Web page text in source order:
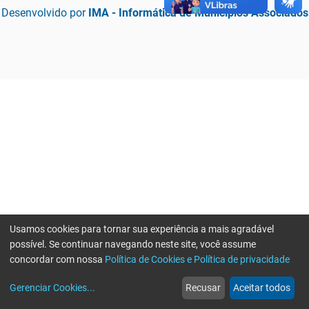
Desenvolvido por IMA - Informática de Municípios Associados
web
Notícias
more_horiz
Mais
Usamos cookies para tornar sua experiência a mais agradável
possível. Se continuar navegando neste site, você assume
concordar com nossa Política de Cookies e Política de privacidade
Gerenciar Cookies... Recusar Aceitar todos
Erro ao enviar informações, por favor tente novamente